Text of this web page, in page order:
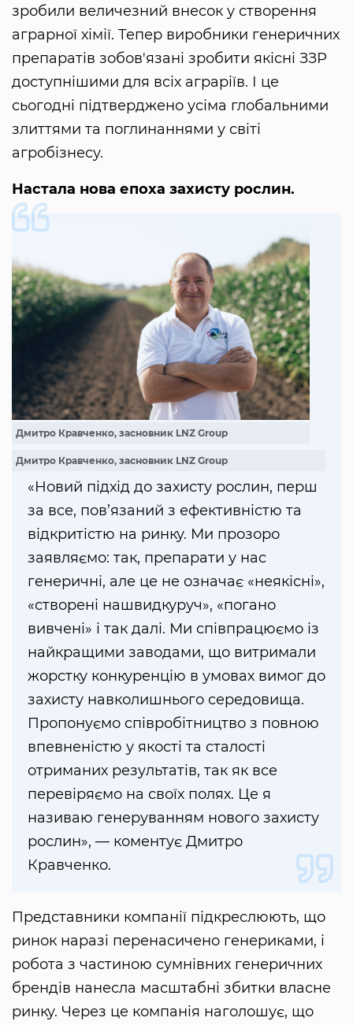
зробили величезний внесок у створення
аграрної хімії. Тепер виробники генеричних
препаратів зобов'язані зробити якісні ЗЗР
доступнішими для всіх аграріїв. І це
сьогодні підтверджено усіма глобальними
злиттями та поглинаннями у світі
агробізнесу.
Настала нова епоха захисту рослин.
Дмитро Кравченко, засновник LNZ Group
Дмитро Кравченко, засновник LNZ Group
«Новий підхід до захисту рослин, перш
за все, пов’язаний з ефективністю та
відкритістю на ринку. Ми прозоро
заявляємо: так, препарати у нас
генеричні, але це не означає «неякісні»,
«створені нашвидкуруч», «погано
вивчені» і так далі. Ми співпрацюємо із
найкращими заводами, що витримали
жорстку конкуренцію в умовах вимог до
захисту навколишнього середовища.
Пропонуємо співробітництво з повною
впевненістю у якості та сталості
отриманих результатів, так як все
перевіряємо на своїх полях. Це я
називаю генеруванням нового захисту
рослин», — коментує Дмитро
Кравченко.
Представники компанії підкреслюють, що
ринок наразі перенасичено генериками, і
робота з частиною сумнівних генеричних
брендів нанесла масштабні збитки власне
ринку. Через це компанія наголошує, що